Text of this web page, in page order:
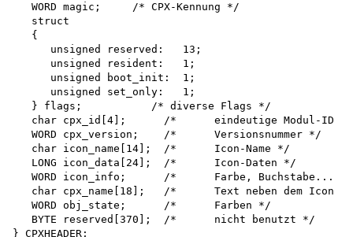
   WORD magic;	   /* CPX-Kennung */
   struct
   {
      unsigned reserved:   13;
      unsigned resident:   1;
      unsigned boot_init:  1;
      unsigned set_only:   1;
   } flags;	      /* diverse Flags */
   char cpx_id[4];	/*	eindeutige Modul-ID	*/
   WORD cpx_version;	/*	Versionsnummer */
   char icon_name[14];	/*	Icon-Name */
   LONG icon_data[24];	/*	Icon-Daten */
   WORD icon_info;	/*	Farbe, Buchstabe...	*/
   char cpx_name[18];	/*	Text neben dem Icon	*/
   WORD obj_state;	/*	Farben */
   BYTE reserved[370];	/*	nicht benutzt */